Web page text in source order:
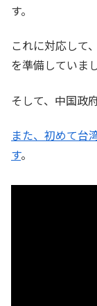
す。
これに対応して
を準備していま
そして、中国政
また、初めて台
す。